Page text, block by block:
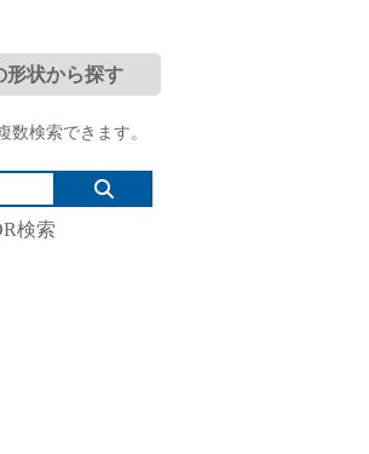
形状から探す
数検索できます。
検索